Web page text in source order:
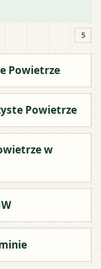
5
Powietrze
Powietrze
w